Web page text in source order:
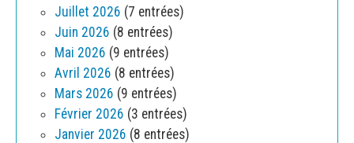
Juillet 2026 (7 entrées)
Juin 2026 (8 entrées)
Mai 2026 (9 entrées)
Avril 2026 (8 entrées)
Mars 2026 (9 entrées)
Février 2026 (3 entrées)
Janvier 2026 (8 entrées)